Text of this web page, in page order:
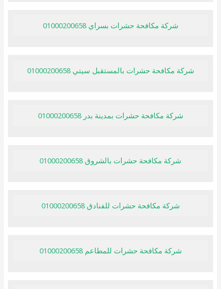
شركة مكافحة حشرات بسراي 01000200658
شركة مكافحة حشرات بالمستقبل سيتي 01000200658
شركة مكافحة حشرات بمدينة بدر 01000200658
شركة مكافحة حشرات بالشروق 01000200658
شركة مكافحة حشرات للفنادق 01000200658
شركة مكافحة حشرات للمطاعم 01000200658